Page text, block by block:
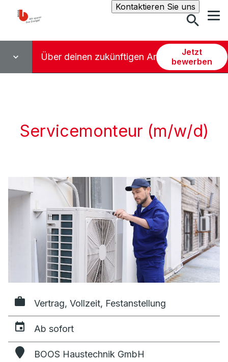
Kontaktieren Sie unsSuche
Über deinen zukünftigen Arbeitsplatz
Jetzt
bewerben
Servicemonteur (m/w/d)
Vertrag, Vollzeit, Festanstellung
Ab sofort
BOOS Haustechnik GmbH